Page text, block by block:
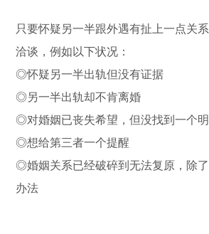
只要怀疑另一半跟外遇有扯上一点关
洽谈，例如以下状况：
◎怀疑另一半出轨但没有证据
◎另一半出轨却不肯离婚
◎对婚姻已丧失希望，但没找到一个
◎想给第三者一个提醒
◎婚姻关系已经破碎到无法复原，除
办法